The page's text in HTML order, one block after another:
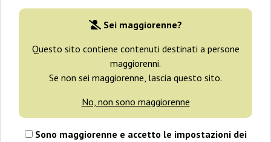
Sei maggiorenne?
Questo sito contiene contenuti destinati a persone
maggiorenni.
Se non sei maggiorenne, lascia questo sito.
No, non sono maggiorenne
Sono maggiorenne e accetto le impostazioni dei